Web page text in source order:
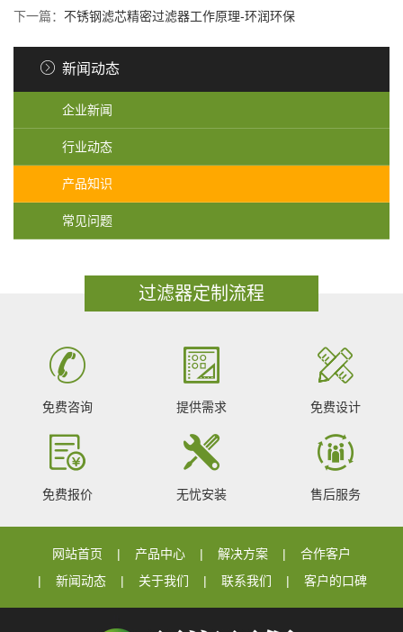
下一篇： 不锈钢滤芯精密过滤器工作原理-环润环保
新闻动态
企业新闻
行业动态
产品知识
常见问题
过滤器定制流程
免费咨询 提供需求 免费设计
免费报价 无忧安装 售后服务
网站首页 产品中心 解决方案
合作客户
新闻动态
关于我们 联系我们 客户的口碑